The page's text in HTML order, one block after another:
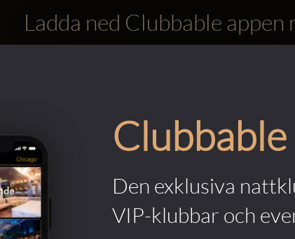
Ladda ned Clubbable appen
Clubbable
Den exklusiva
VIP-klubbar och